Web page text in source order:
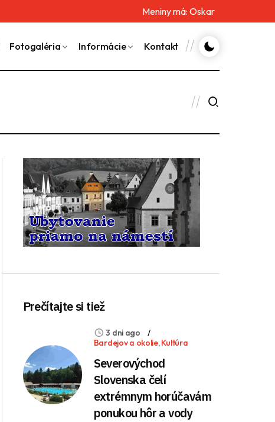
Meniny má: Oskar
Fotogaléria Informácie Kontakt
Prečítajte si tiež
3 dni ago
Bardejov a okolie,Kultúra
Severovýchod
Slovenska čelí
extrémnym horúčavám
ponukou hôr a vody